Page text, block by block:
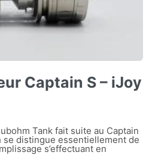
Captain S – iJoy
Tank fait suite au Captain
se distingue essentiellement de
s’effectuant en